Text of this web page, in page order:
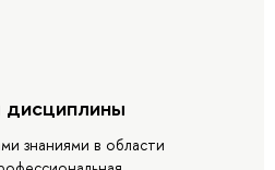
знаниями в области